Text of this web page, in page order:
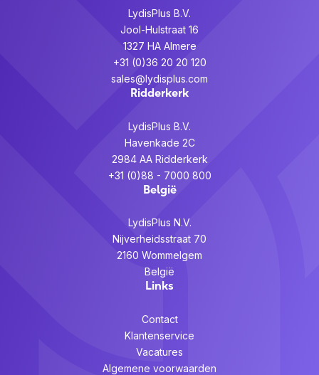
LydisPlus B.V.
Jool-Hulstraat 16
1327 HA Almere
+31 (0)36 20 20 120
sales@lydisplus.com
Ridderkerk
LydisPlus B.V.
Havenkade 2C
2984 AA Ridderkerk
+31 (0)88 - 7000 800
België
LydisPlus N.V.
Nijverheidsstraat 70
2160 Wommelgem
België
Links
Contact
Klantenservice
Vacatures
Algemene voorwaarden